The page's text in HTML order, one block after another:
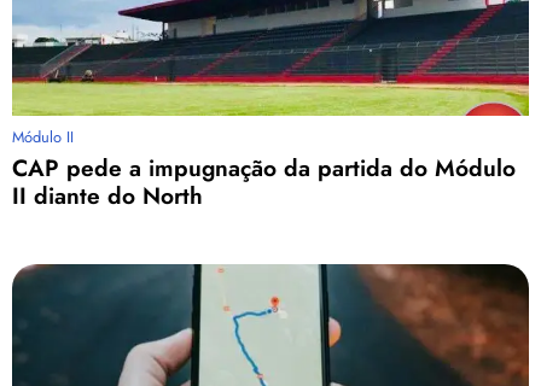
Módulo II
CAP pede a impugnação da partida do Módulo
II diante do North